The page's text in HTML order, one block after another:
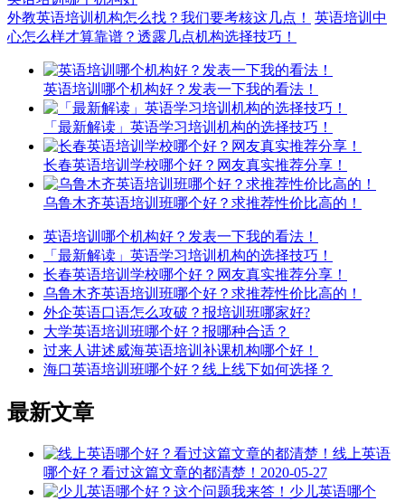
外教英语培训机构怎么找？我们要考核这几点！
英语培训中
心怎么样才算靠谱？透露几点机构选择技巧！
英语培训哪个机构好？发表一下我的看法！
「最新解读」英语学习培训机构的选择技巧！
长春英语培训学校哪个好？网友真实推荐分享！
乌鲁木齐英语培训班哪个好？求推荐性价比高的！
英语培训哪个机构好？发表一下我的看法！
「最新解读」英语学习培训机构的选择技巧！
长春英语培训学校哪个好？网友真实推荐分享！
乌鲁木齐英语培训班哪个好？求推荐性价比高的！
外企英语口语怎么攻破？报培训班哪家好?
大学英语培训班哪个好？报哪种合适？
过来人讲述威海英语培训补课机构哪个好！
海口英语培训班哪个好？线上线下如何选择？
最新文章
线上英语
哪个好？看过这篇文章的都清楚！ 2020-05-27
少儿英语哪个